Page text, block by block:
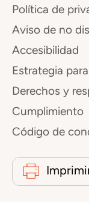
Política de
Aviso de no
Accesibilidad
Estrategia
Derechos y
Cumplimiento
Código de